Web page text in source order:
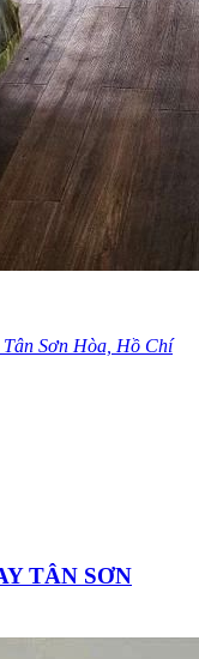
Sơn Hòa, Hồ Chí
TÂN SƠN